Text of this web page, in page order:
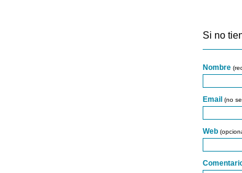
Si no
Nombre
Email (no
Web